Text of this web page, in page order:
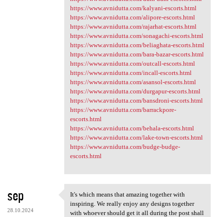
https://www.avnidutta.com/kalyani-escorts.html
https://www.avnidutta.com/alipore-escorts.html
https://www.avnidutta.com/rajarhat-escorts.html
https://www.avnidutta.com/sonagachi-escorts.html
https://www.avnidutta.com/beliaghata-escorts.html
https://www.avnidutta.com/bara-bazar-escorts.html
https://www.avnidutta.com/outcall-escorts.html
https://www.avnidutta.com/incall-escorts.html
https://www.avnidutta.com/asansol-escorts.html
https://www.avnidutta.com/durgapur-escorts.html
https://www.avnidutta.com/bansdroni-escorts.html
https://www.avnidutta.com/barrackpore-
escorts.html
https://www.avnidutta.com/behala-escorts.html
https://www.avnidutta.com/lake-town-escorts.html
https://www.avnidutta.com/budge-budge-
escorts.html
sep
28.10.2024
It's which means that amazing
It's which means that amazing together with
inspiring. We really enjoy any designs together
with whoever should get it all during the post shall